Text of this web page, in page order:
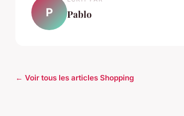
P Pablo
← Voir tous les articles Shopping